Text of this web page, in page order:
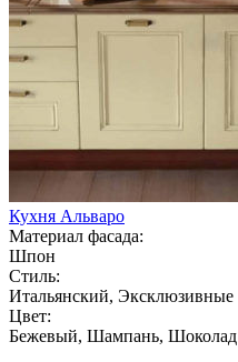
Кухня Альваро
Материал фасада:
Шпон
Стиль:
Итальянский, Эксклюзивные
Цвет:
Бежевый, Шампань, Шоколад